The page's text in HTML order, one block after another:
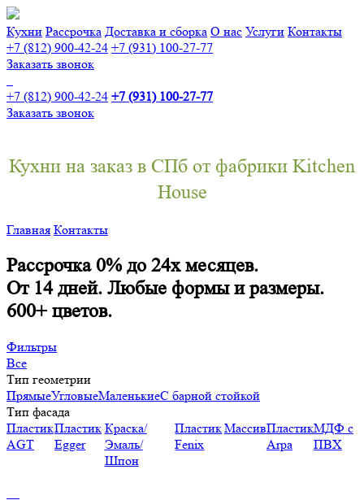
Кухни Рассрочка Доставка и сборка О нас Услуги Контакты
+7 (812) 900-42-24 +7 (931) 100-27-77
Заказать звонок
+7 (812) 900-42-24 +7 (931) 100-27-77
Заказать звонок
Кухни на заказ в СПб от фабрики Kitchen
House
Главная Контакты
Рассрочка 0% до 24х месяцев.
От 14 дней. Любые формы и размеры.
600+ цветов.
Фильтры
Все
Тип геометрии
ПрямыеУгловыеМаленькиеС барной стойкой
Тип фасада
Пластик
AGT
Пластик
Egger
Краска/
Эмаль/
Шпон
Пластик
Fenix
МассивПластик
Arpa
МДФ с
ПВХ